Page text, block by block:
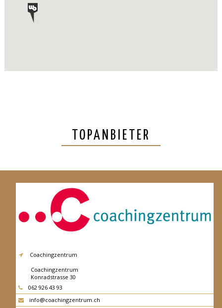
TOPANBIETER
Coachingzentrum
Coachingzentrum
Konradstrasse 30
4600 Olten
062 926 43 93
info@coachingzentrum.ch